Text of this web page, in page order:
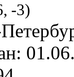
, -3)